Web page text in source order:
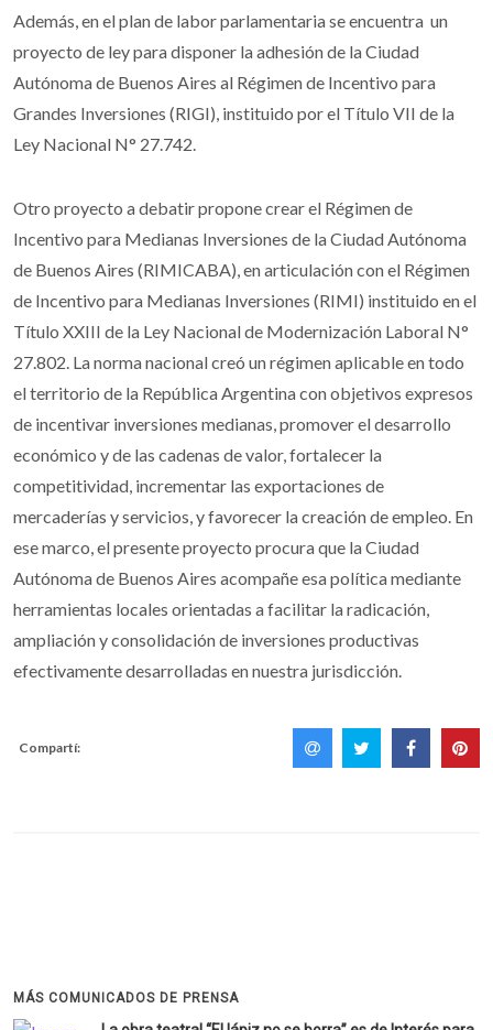
Además, en el plan de labor parlamentaria se encuentra un
proyecto de ley para disponer la adhesión de la Ciudad
Autónoma de Buenos Aires al Régimen de Incentivo para
Grandes Inversiones (RIGI), instituido por el Título VII de la
Ley Nacional N° 27.742.
Otro proyecto a debatir propone crear el Régimen de
Incentivo para Medianas Inversiones de la Ciudad Autónoma
de Buenos Aires (RIMICABA), en articulación con el Régimen
de Incentivo para Medianas Inversiones (RIMI) instituido en el
Título XXIII de la Ley Nacional de Modernización Laboral N°
27.802. La norma nacional creó un régimen aplicable en todo
el territorio de la República Argentina con objetivos expresos
de incentivar inversiones medianas, promover el desarrollo
económico y de las cadenas de valor, fortalecer la
competitividad, incrementar las exportaciones de
mercaderías y servicios, y favorecer la creación de empleo. En
ese marco, el presente proyecto procura que la Ciudad
Autónoma de Buenos Aires acompañe esa política mediante
herramientas locales orientadas a facilitar la radicación,
ampliación y consolidación de inversiones productivas
efectivamente desarrolladas en nuestra jurisdicción.
Compartí:
MÁS COMUNICADOS DE PRENSA